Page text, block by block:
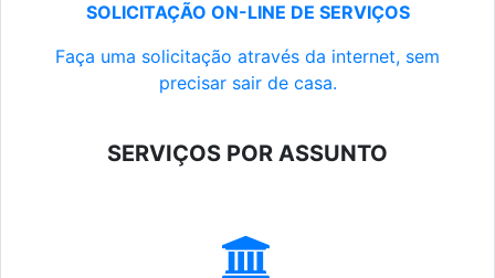
SOLICITAÇÃO ON-LINE DE SERVIÇOS
Faça uma solicitação através da internet, sem
precisar sair de casa.
SERVIÇOS POR ASSUNTO